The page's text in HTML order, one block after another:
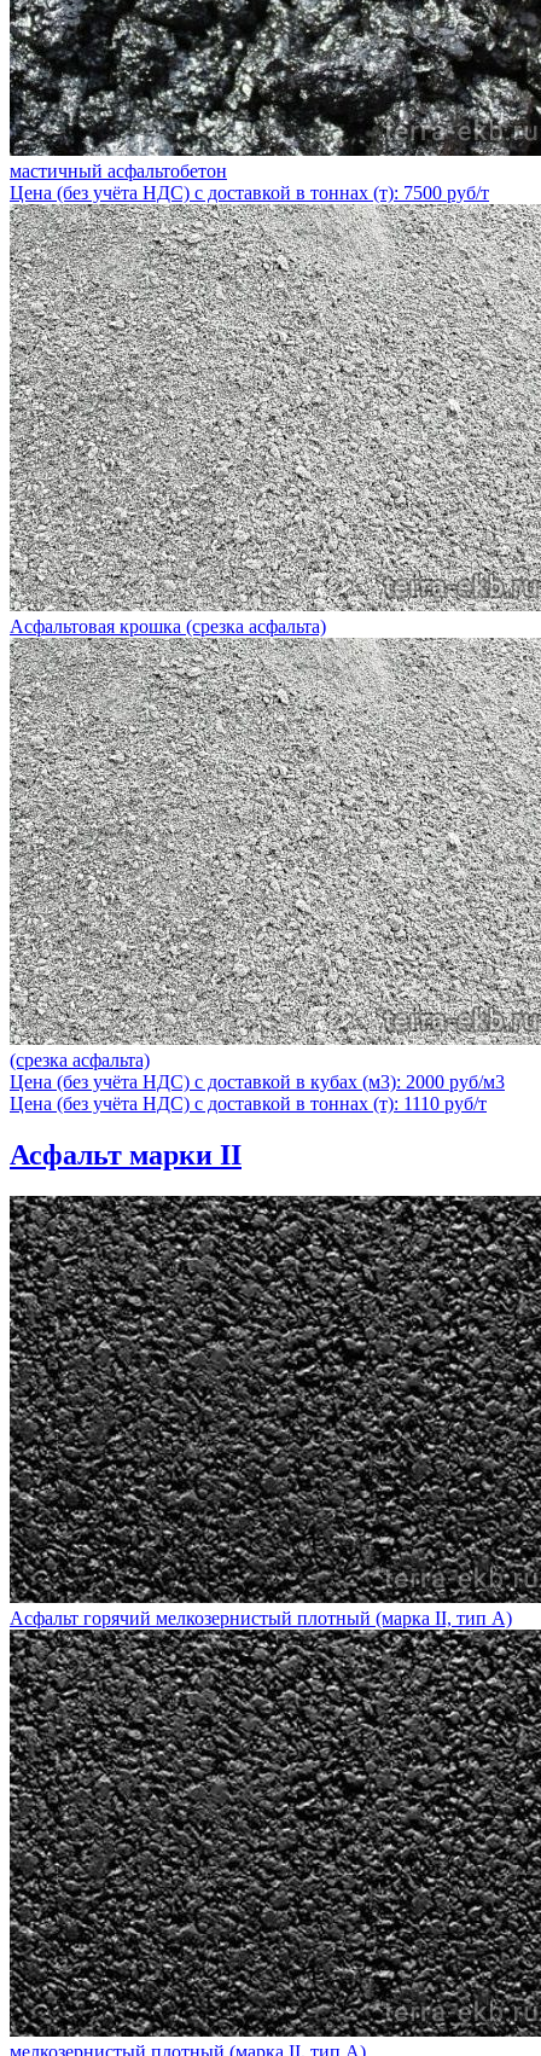
мастичный асфальтобетон
Цена (без учёта НДС) с доставкой в тоннах (т): 7500 руб/т
Асфальтовая крошка (срезка асфальта)
(срезка асфальта)
Цена (без учёта НДС) с доставкой в кубах (м3): 2000 руб/м3
Цена (без учёта НДС) с доставкой в тоннах (т): 1110 руб/т
Асфальт марки II
Асфальт горячий мелкозернистый плотный (марка II, тип А)
мелкозернистый плотный (марка II, тип А)